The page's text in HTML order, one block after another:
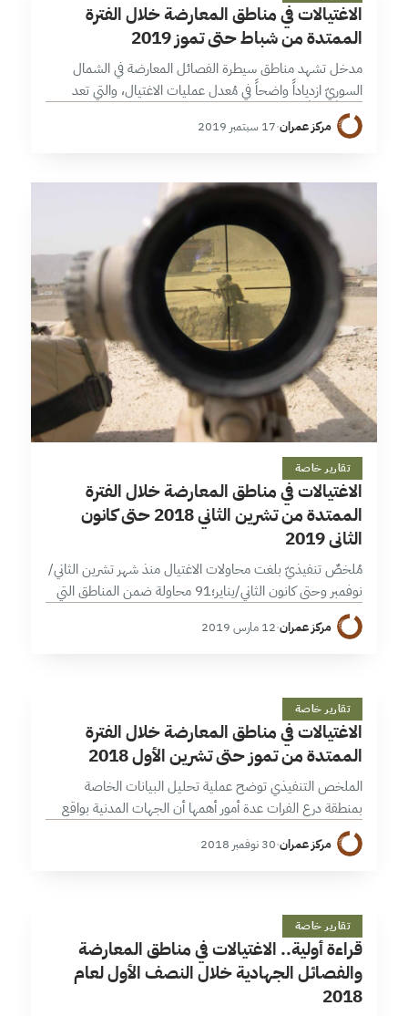
الاغتيالات في مناطق المعارضة خلال الفترة
الممتدة من شباط حتى تموز 2019
مدخل تشهد مناطق سيطرة الفصائل المعارضة في الشمال
السوريّ ازدياداً واضحاً في مُعدل عمليات الاغتيال، والتي تعد
مؤشراً مهماً على تدهور حالة الاستقرار الأمني وتدني القدرة على
ضبطها من قبل…
مركز عمران·17 سبتمبر 2019
7 دقائق
تقارير خاصة
الاغتيالات في مناطق المعارضة خلال الفترة
الممتدة من تشرين الثاني 2018 حتى كانون
الثاني 2019
مُلخصٌ تنفيذيّ بلغت محاولات الاغتيال منذ شهر تشرين الثاني/
نوفمبر وحتى كانون الثاني/يناير؛91 محاولة ضمن المناطق التي
تم رصدها (ريف حلب ومحافظة إدلب)، وقد انخفضت النسبة
بالمقارنة مع التقرير السابق (محاولات…
مركز عمران·12 مارس 2019
ا8 دقائق
تقارير خاصة
الاغتيالات في مناطق المعارضة خلال الفترة
الممتدة من تموز حتى تشرين الأول 2018
الملخص التنفيذي توضح عملية تحليل البيانات الخاصة
بمنطقة درع الفرات عدة أمور أهمها أن الجهات المدنية بواقع
30 محاولة واتبع منفذو عمليات الاغتيال عدة وسائل وطرق
لتنفيذ عملياتهم أكثرها عن…
مركز عمران·30 نوفمبر 2018
ق4 دقائق
تقارير خاصة
قراءة أولية.. الاغتيالات في مناطق المعارضة
والفصائل الجهادية خلال النصف الأول لعام
2018